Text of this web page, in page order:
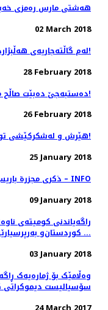
هەشتی مارس رەمزی
02 March 2018
لەم گاڵتەجاریەی هەڵبژاردنەکانی عێراقدا نابێ بەشداری بکەین!
28 February 2018
دەستبەجێ دەبێت صاڵح موسلیم ئازاد بکرێ!
26 February 2018
هێرش و لەشکرکێشی تورکیا بۆسەر کانتۆنی عەفرین مەحکومە!
25 January 2018
ذکری مجزرة باريس ... منظومة المجتمع الكردستاني – INFO
09 January 2018
راگەیاندنی كومیتەی
... كوردستان‌و
03 January 2018
وەڵامێک بۆ ژمارەیەک
سۆسیالیست دیموكراتى